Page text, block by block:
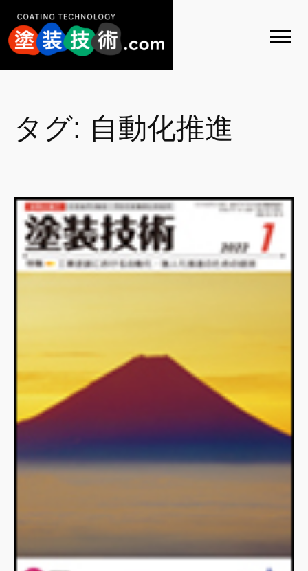
を
タグ: 自動化推進